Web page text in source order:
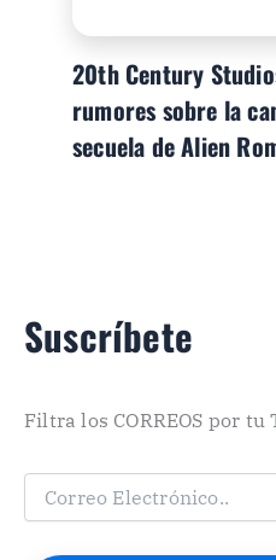
20th Century
rumores sobre la
secuela de Alien
Suscríbete
Filtra los CORREOS por tu
C